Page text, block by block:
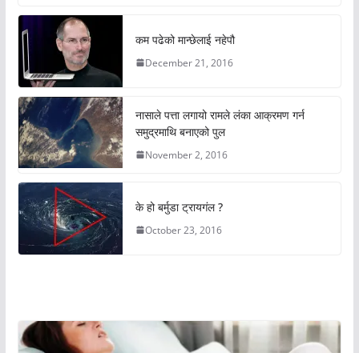
कम पढेको मान्छेलाई नहेपौ
December 21, 2016
नासाले पत्ता लगायो रामले लंका आक्रमण गर्न
समुद्रमाथि बनाएको पुल
November 2, 2016
के हो बर्मुडा ट्रायगंल ?
October 23, 2016